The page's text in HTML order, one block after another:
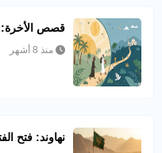
قصص
منذ 8 أشهر
نهاوند: فتح